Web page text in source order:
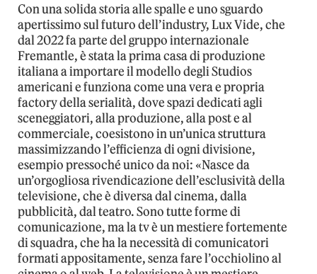
Con una solida storia alle spalle e uno sguardo
apertissimo sul futuro dell’industry, Lux Vide, che
dal 2022 fa parte del gruppo internazionale
Fremantle, è stata la prima casa di produzione
italiana a importare il modello degli Studios
americani e funziona come una vera e propria
factory della serialità, dove spazi dedicati agli
sceneggiatori, alla produzione, alla post e al
commerciale, coesistono in un’unica struttura
massimizzando l’efficienza di ogni divisione,
esempio pressoché unico da noi: «Nasce da
un’orgogliosa rivendicazione dell’esclusività della
televisione, che è diversa dal cinema, dalla
pubblicità, dal teatro. Sono tutte forme di
comunicazione, ma la tv è un mestiere fortemente
di squadra, che ha la necessità di comunicatori
formati appositamente, senza fare l’occhiolino al